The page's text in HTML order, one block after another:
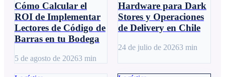
Cómo Calcular el
ROI de Implementar
Lectores de Código de
Barras en tu Bodega
5 de agosto de 20263 min
Hardware para Dark
Stores y Operaciones
de Delivery en Chile
24 de julio de 20263 min